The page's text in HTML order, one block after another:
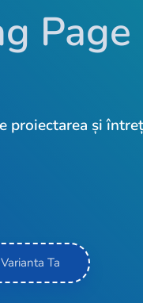
proiectarea și
Ta